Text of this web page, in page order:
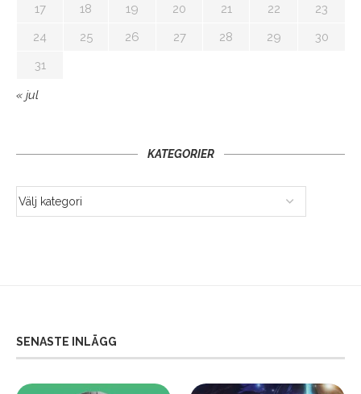
17
18 19 20 21 22
23
24
25 26 27 28 29
30
31
« jul
KATEGORIER
SENASTE INLÄGG